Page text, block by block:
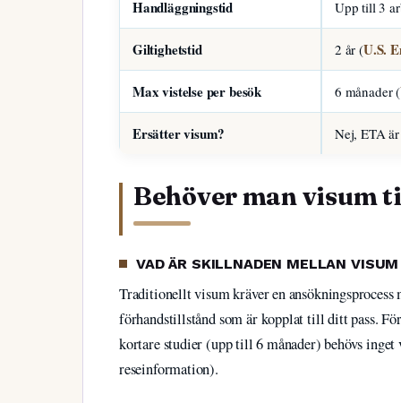
Handläggningstid Upp till 3
Giltighetstid 2 år (U.S.
Max vistelse per besök 6 månader (
Ersätter visum? Nej, ETA
Behöver man visum
VAD ÄR SKILLNADEN MELLAN
Traditionellt visum kräver en
förhandstillstånd som är kopplat till ditt pass.
kortare studier (upp till 6 månader) behövs
reseinformation).